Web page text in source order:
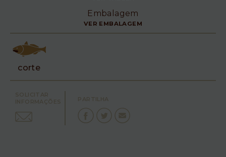
Embalagem
VER EMBALAGEM
corte
SOLICITAR
INFORMAÇÕES
PARTILHA